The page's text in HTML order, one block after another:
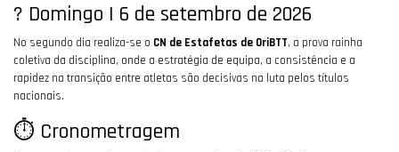
? Domingo | 6 de setembro de 2026
No segundo dia realiza-se o CN de Estafetas de OriBTT, a prova rainha
coletiva da disciplina, onde a estratégia de equipa, a consistência e a
rapidez na transição entre atletas são decisivas na luta pelos títulos
nacionais.
⏱️ Cronometragem